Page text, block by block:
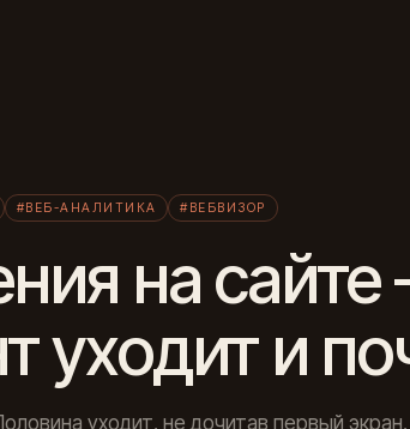
#ВЕБ-АНАЛИТИКА #ВЕБВИЗОР
на
уходит и
уходит, не дочитав первый